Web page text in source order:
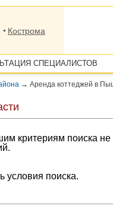
Кострома
СПЕЦИАЛИСТОВ
→ Аренда коттеджей в
критериям поиска не
условия поиска.